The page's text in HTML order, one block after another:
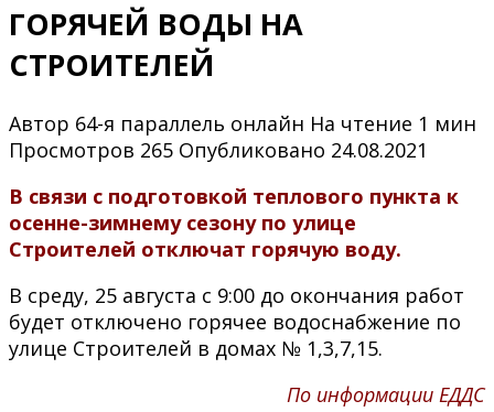
ГОРЯЧЕЙ ВОДЫ НА
СТРОИТЕЛЕЙ
Автор 64-я параллель онлайн На чтение 1 мин
Просмотров 265 Опубликовано 24.08.2021
В связи с подготовкой теплового пункта к
осенне-зимнему сезону по улице
Строителей отключат горячую воду.
В среду, 25 августа с 9:00 до окончания работ
будет отключено горячее водоснабжение по
улице Строителей в домах № 1,3,7,15.
По информации ЕДДС